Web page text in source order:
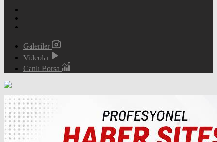
Galeriler
Videolar
Canlı Borsa